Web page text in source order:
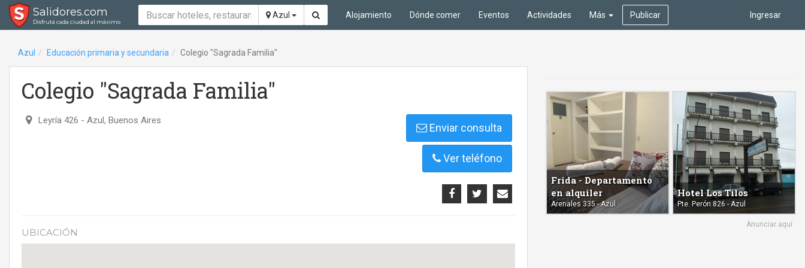
Salidores.com
Disfrutá cada ciudad al máximo
Azul Ingresar
Alojamiento Dónde comer Eventos Actividades Más Publicar
Azul Educación primaria y secundaria Colegio "Sagrada Familia"
Colegio "Sagrada Familia"
Leyría 426 - Azul, Buenos Aires
Enviar consulta
Ver teléfono
UBICACIÓN
Frida - Departamento
en alquiler
Arenales 335 - Azul
Hotel Los Tilos
Pte. Perón 826 - Azul
Anunciar aquí